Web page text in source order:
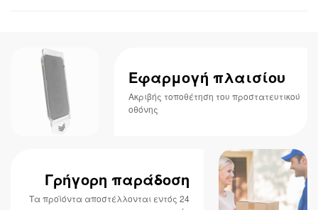
Εφαρμογή πλαισίου
Ακριβής τοποθέτηση του προστατευτικού
οθόνης
Γρήγορη παράδοση
Τα προϊόντα αποστέλλονται εντός 24